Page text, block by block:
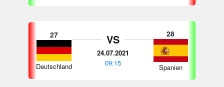
27
Deutschland
VS
24.07.2021
09:15
28
Spanien